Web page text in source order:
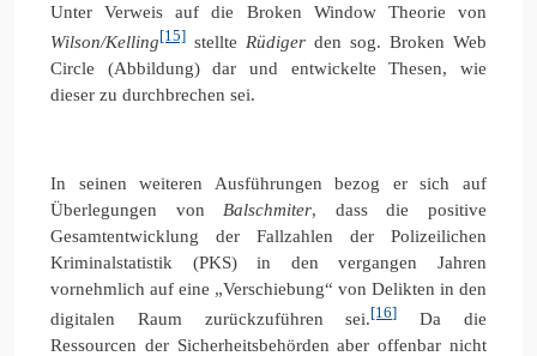
Unter Verweis auf die Broken Window Theorie von
Wilson/Kelling[15] stellte Rüdiger den sog. Broken Web
Circle (Abbildung) dar und entwickelte Thesen, wie
dieser zu durchbrechen sei.
In seinen weiteren Ausführungen bezog er sich auf
Überlegungen von Balschmiter, dass die positive
Gesamtentwicklung der Fallzahlen der Polizeilichen
Kriminalstatistik (PKS) in den vergangen Jahren
vornehmlich auf eine „Verschiebung“ von Delikten in den
digitalen Raum zurückzuführen sei.[16]
Da die
Ressourcen der Sicherheitsbehörden aber offenbar nicht